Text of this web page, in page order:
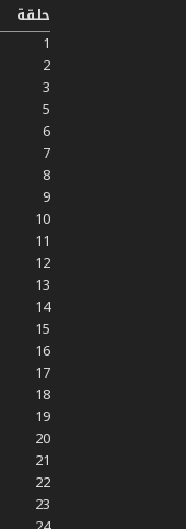
حلقة
1
2
3
5
6
7
8
9
10
11
12
13
14
15
16
17
18
19
20
21
22
23